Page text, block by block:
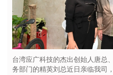
台湾应广科技的杰出创始人唐总
务部门的精英刘总近日亲临我司